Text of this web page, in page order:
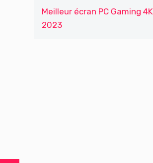
Meilleur écran PC Gaming 4K
2023